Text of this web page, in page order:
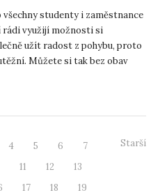
studenty i zaměstnance
rádi využijí možnosti si
užít radost z pohybu, proto
Můžete si tak bez obav
4 5 6
7
11 12
13
17 18
19
Starší